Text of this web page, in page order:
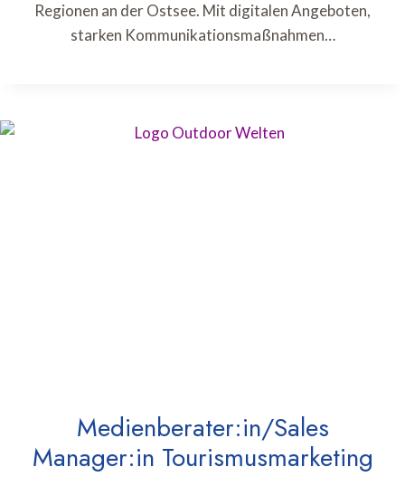
Regionen an der Ostsee. Mit digitalen Angeboten,
starken Kommunikationsmaßnahmen…
Medienberater:in/Sales
Manager:in Tourismusmarketing